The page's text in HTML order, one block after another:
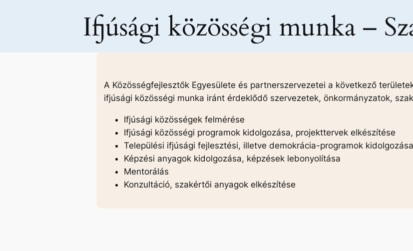
Ifjúsági közösségi munka –
A Közösségfejlesztők Egyesülete és partnerszervezetei a következő
ifjúsági közösségi munka iránt érdeklődő szervezetek, önkormányzatok,
Ifjúsági közösségek felmérése
Ifjúsági közösségi programok kidolgozása, projekttervek elkészítése
Települési ifjúsági fejlesztési, illetve demokrácia-programok kidolgozása
Képzési anyagok kidolgozása, képzések lebonyolítása
Mentorálás
Konzultáció, szakértői anyagok elkészítése